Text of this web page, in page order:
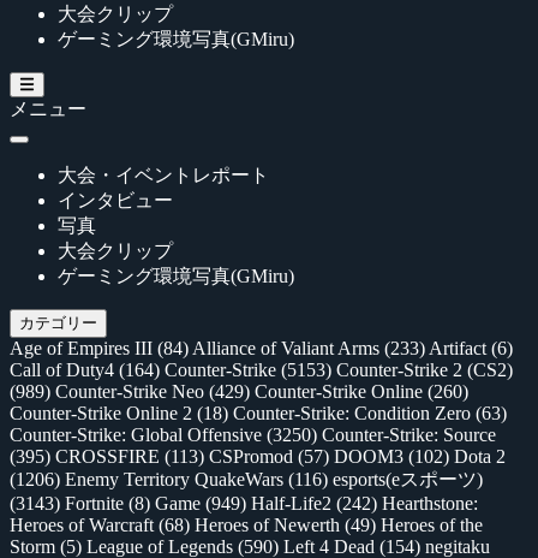
大会クリップ
ゲーミング環境写真(GMiru)
メニュー
大会・イベントレポート
インタビュー
写真
大会クリップ
ゲーミング環境写真(GMiru)
カテゴリー
Age of Empires III (84) Alliance of Valiant Arms (233) Artifact (6)
Call of Duty4 (164) Counter-Strike (5153) Counter-Strike 2 (CS2)
(989) Counter-Strike Neo (429) Counter-Strike Online (260)
Counter-Strike Online 2 (18) Counter-Strike: Condition Zero (63)
Counter-Strike: Global Offensive (3250) Counter-Strike: Source
(395) CROSSFIRE (113) CSPromod (57) DOOM3 (102) Dota 2
(1206) Enemy Territory QuakeWars (116) esports(eスポーツ)
(3143) Fortnite (8) Game (949) Half-Life2 (242) Hearthstone:
Heroes of Warcraft (68) Heroes of Newerth (49) Heroes of the
Storm (5) League of Legends (590) Left 4 Dead (154) negitaku